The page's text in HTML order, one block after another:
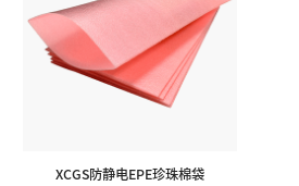
XCGS防静电EPE珍珠棉袋